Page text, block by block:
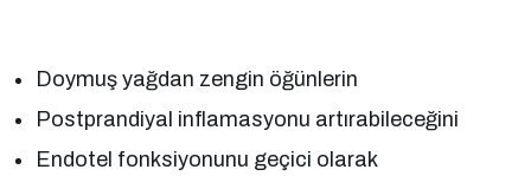
Doymuş yağdan zengin öğünlerin
Postprandiyal inflamasyonu artırabileceğini
Endotel fonksiyonunu geçici olarak